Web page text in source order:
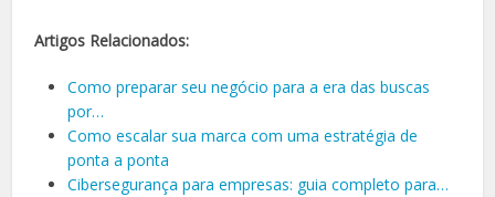
Artigos Relacionados:
Como preparar seu negócio para a era das buscas
por…
Como escalar sua marca com uma estratégia de
ponta a ponta
Cibersegurança para empresas: guia completo para…